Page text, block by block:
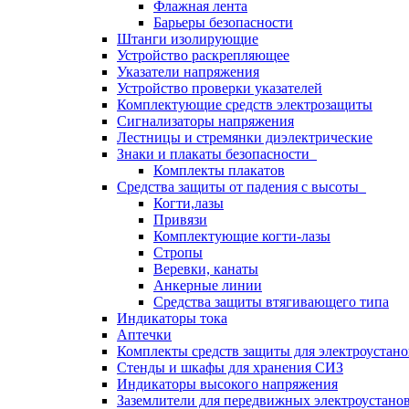
Флажная лента
Барьеры безопасности
Штанги изолирующие
Устройство раскрепляющее
Указатели напряжения
Устройство проверки указателей
Комплектующие средств электрозащиты
Сигнализаторы напряжения
Лестницы и стремянки диэлектрические
Знаки и плакаты безопасности
Комплекты плакатов
Средства защиты от падения с высоты
Когти,лазы
Привязи
Комплектующие когти-лазы
Стропы
Веревки, канаты
Анкерные линии
Средства защиты втягивающего типа
Индикаторы тока
Аптечки
Комплекты средств защиты для
Стенды и шкафы для хранения СИЗ
Индикаторы высокого напряжения
Заземлители для передвижных